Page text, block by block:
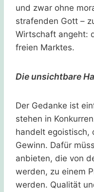
und zwar ohne
strafenden Gott –
Wirtschaft angeht:
freien Marktes.
Die unsichtbare
Der Gedanke ist
stehen in
handelt egoistisch,
Gewinn. Dafür
anbieten, die von
werden, zu einem
werden. Qualität